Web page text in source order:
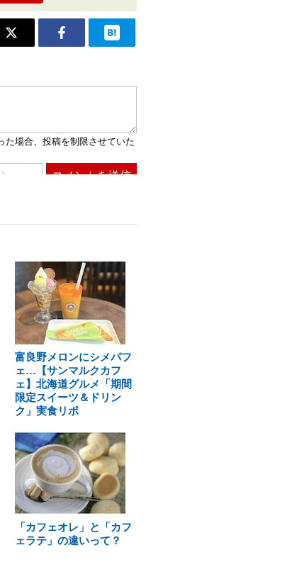
富良野メロンにシメパフ
ェ…【サンマルクカフ
ェ】北海道グルメ「期間
限定スイーツ＆ドリン
ク」実食リポ
「カフェオレ」と「カフ
ェラテ」の違いって？